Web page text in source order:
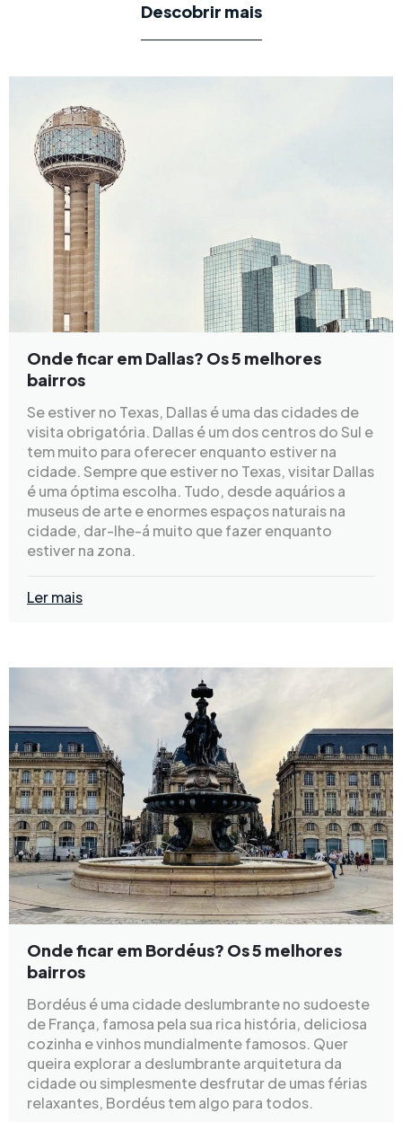
Descobrir mais
Onde ficar em Dallas? Os 5 melhores
bairros
Se estiver no Texas, Dallas é uma das cidades de
visita obrigatória. Dallas é um dos centros do Sul e
tem muito para oferecer enquanto estiver na
cidade. Sempre que estiver no Texas, visitar Dallas
é uma óptima escolha. Tudo, desde aquários a
museus de arte e enormes espaços naturais na
cidade, dar-lhe-á muito que fazer enquanto
estiver na zona.
Ler mais
Onde ficar em Bordéus? Os 5 melhores
bairros
Bordéus é uma cidade deslumbrante no sudoeste
de França, famosa pela sua rica história, deliciosa
cozinha e vinhos mundialmente famosos. Quer
queira explorar a deslumbrante arquitetura da
cidade ou simplesmente desfrutar de umas férias
relaxantes, Bordéus tem algo para todos.